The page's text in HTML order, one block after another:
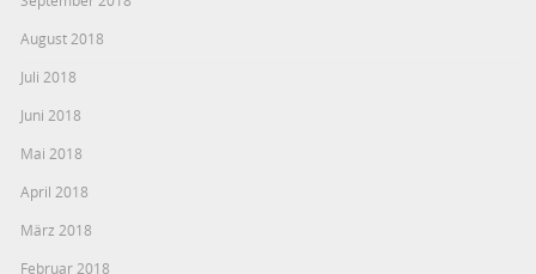
August 2018
Juli 2018
Juni 2018
Mai 2018
April 2018
März 2018
Februar 2018